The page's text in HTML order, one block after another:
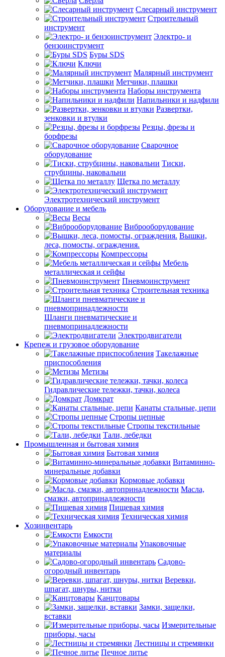
Слесарный инструмент
Строительный
инструмент
Электро- и
бензоинструмент
Буры SDS
Ключи
Малярный инструмент
Метчики, плашки
Наборы инструмента
Напильники и надфили
Развертки,
зенковки и втулки
Резцы, фрезы и
борфрезы
Сварочное
оборудование
Тиски,
струбцины, наковальни
Щетка по металлу
Электротехнический инструмент
Оборудование и мебель
Весы
Виброоборудование
Вышки,
леса, помосты, ограждения.
Компрессоры
Мебель
металлическая и сейфы
Пневмоинструмент
Строительная техника
Шланги пневматические и
пневмопринадлежности
Электродвигатели
Крепеж и грузовое оборудование
Такелажные
приспособления
Метизы
Гидравлические тележки, тачки, колеса
Домкрат
Канаты стальные, цепи
Стропы цепные
Стропы текстильные
Тали, лебедки
Промышленная и бытовая химия
Бытовая химия
Витаминно-
минеральные добавки
Кормовые добавки
Масла,
смазки, автопринадлежности
Пищевая химия
Техническая химия
Хозинвентарь
Емкости
Упаковочные
материалы
Садово-
огородный инвентарь
Веревки,
шпагат, шнуры, нитки
Канцтовары
Замки, защелки,
вставки
Измерительные
приборы, часы
Лестницы и стремянки
Печное литье